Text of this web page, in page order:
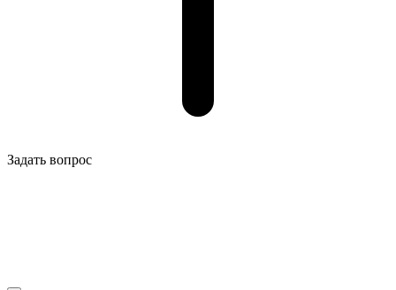
Задать вопрос